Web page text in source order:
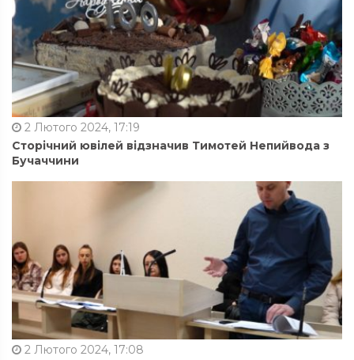
2 Лютого 2024, 17:19
Сторічний ювілей відзначив Тимотей Непийвода з
Бучаччини
2 Лютого 2024, 17:08